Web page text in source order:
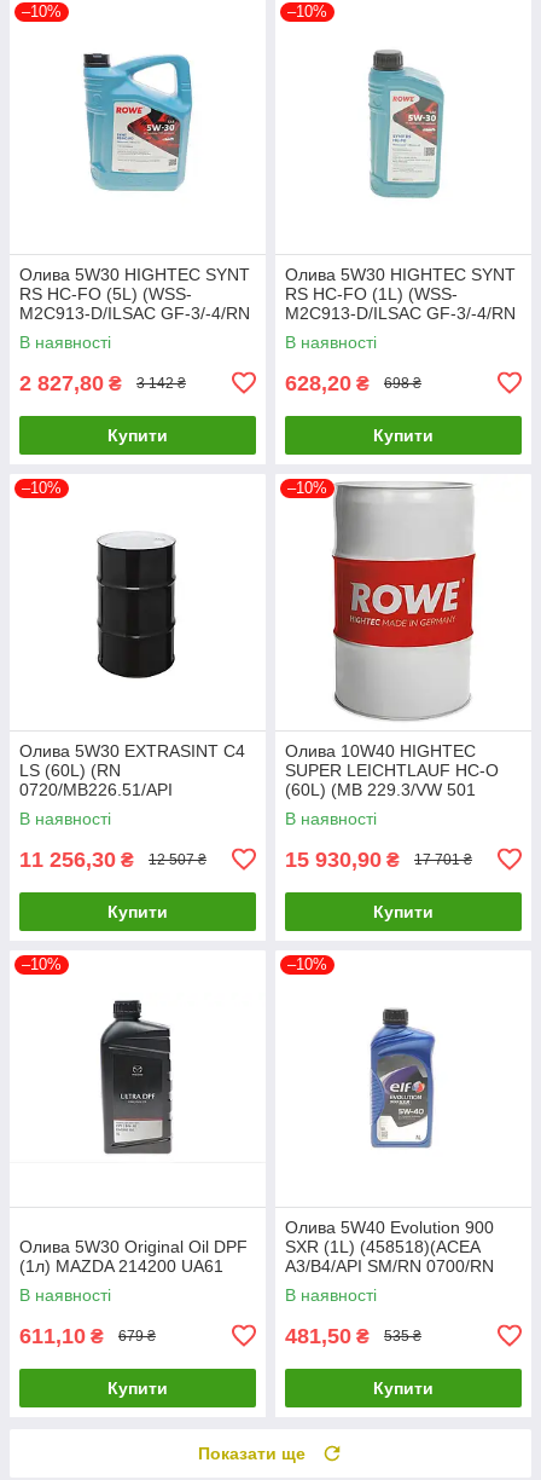
–10%
Олива 5W30 HIGHTEC SYNT
RS HC-FO (5L) (WSS-
M2C913-D/ILSAC GF-3/-4/RN
0700/18-1811 S1/STJLR.
20146-0050-99 UA61
В наявності
2 827,80 ₴ 3 142 ₴
Купити
–10%
Олива 5W30 HIGHTEC SYNT
RS HC-FO (1L) (WSS-
M2C913-D/ILSAC GF-3/-4/RN
0700/18-1811 S1/STJLR.
20146-0010-99 UA61
В наявності
628,20 ₴ 698 ₴
Купити
–10%
Олива 5W30 EXTRASINT C4
LS (60L) (RN
0720/MB226.51/API
SN/CF/ACEA C4 сумісний
A3/B4) SOLGY 504028 UA61
В наявності
11 256,30 ₴ 12 507 ₴
Купити
–10%
Олива 10W40 HIGHTEC
SUPER LEICHTLAUF HC-O
(60L) (MB 229.3/VW 501
01/505 00/MB 226.5/PSA B71
20058-0600-99 UA61
В наявності
15 930,90 ₴ 17 701 ₴
Купити
–10%
Олива 5W30 Original Oil DPF
(1л) MAZDA 214200 UA61
В наявності
611,10 ₴ 679 ₴
Купити
–10%
Олива 5W40 Evolution 900
SXR (1L) (458518)(ACEA
A3/B4/API SM/RN 0700/RN
0710) ELF 213897 UA61
В наявності
481,50 ₴ 535 ₴
Купити
Показати ще